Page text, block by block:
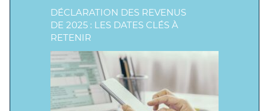
DÉCLARATION DES REVENUS
DE 2025 : LES DATES CLÉS À
RETENIR